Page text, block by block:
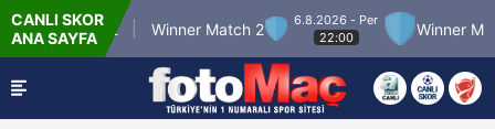
CANLI SKOR
ANA SAYFA
Match 12 Winner Match 2
6.8.2026 - Per
22:00
Winner Match